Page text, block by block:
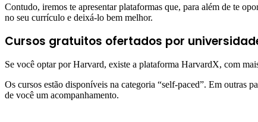
Contudo, iremos te apresentar plataformas que, para além de te
no seu currículo e deixá-lo bem melhor.
Cursos gratuitos ofertados por
Se você optar por Harvard, existe a plataforma HarvardX, com
Os cursos estão disponíveis na categoria “self-paced”. Em outras
de você um acompanhamento.